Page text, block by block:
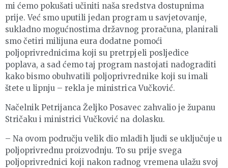
mi ćemo pokušati učiniti naša sredstva dostupnima
prije. Već smo uputili jedan program u savjetovanje,
sukladno mogućnostima državnog proračuna, planirali
smo četiri milijuna eura dodatne pomoći
poljoprivrednicima koji su pretrpjeli posljedice
poplava, a sad ćemo taj program nastojati nadograditi
kako bismo obuhvatili poljoprivrednike koji su imali
štete u lipnju – rekla je ministrica Vučković.
Načelnik Petrijanca Željko Posavec zahvalio je županu
Stričaku i ministrici Vučković na dolasku.
– Na ovom području velik dio mladih ljudi se uključuje u
poljoprivrednu proizvodnju. To su prije svega
poljoprivrednici koji nakon radnog vremena ulažu svoj